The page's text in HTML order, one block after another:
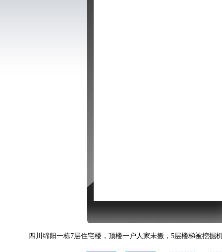
四川绵阳一栋7层住宅楼，顶楼一户人家未搬，5层楼梯被挖掘